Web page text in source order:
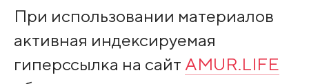
При использовании материалов
активная индексируемая
гиперссылка на сайт AMUR.LIFE